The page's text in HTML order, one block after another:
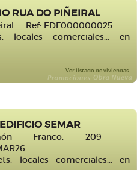
RUA DO PIÑEIRAL
Ref: EDF000000025
locales comerciales... en
Ver listado de viviendas
EDIFICIO SEMAR
Franco, 209
locales comerciales... en